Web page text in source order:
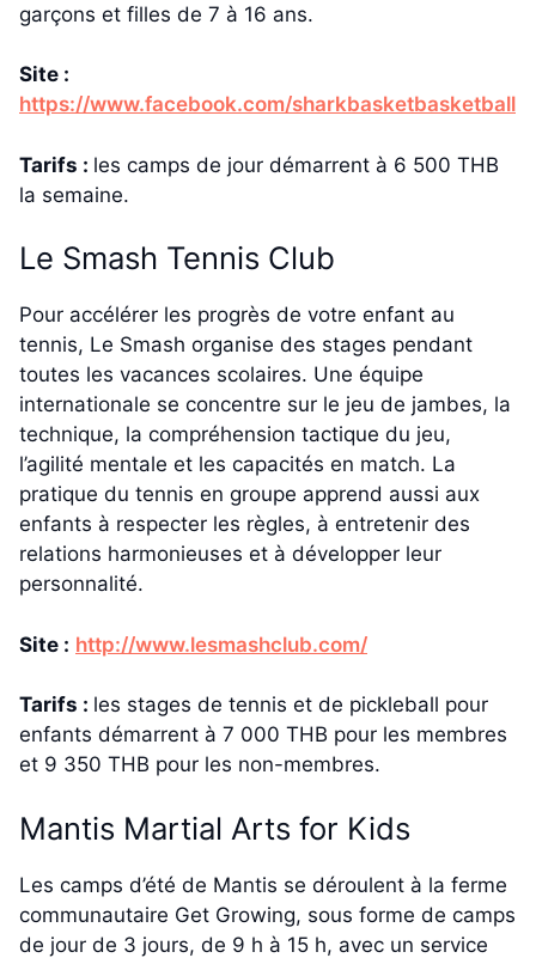
garçons et filles de 7 à 16 ans.
Site :
https://www.facebook.com/sharkbasketbasketball
Tarifs : les camps de jour démarrent à 6 500 THB
la semaine.
Le Smash Tennis Club
Pour accélérer les progrès de votre enfant au
tennis, Le Smash organise des stages pendant
toutes les vacances scolaires. Une équipe
internationale se concentre sur le jeu de jambes, la
technique, la compréhension tactique du jeu,
l’agilité mentale et les capacités en match. La
pratique du tennis en groupe apprend aussi aux
enfants à respecter les règles, à entretenir des
relations harmonieuses et à développer leur
personnalité.
Site : http://www.lesmashclub.com/
Tarifs : les stages de tennis et de pickleball pour
enfants démarrent à 7 000 THB pour les membres
et 9 350 THB pour les non-membres.
Mantis Martial Arts for Kids
Les camps d’été de Mantis se déroulent à la ferme
communautaire Get Growing, sous forme de camps
de jour de 3 jours, de 9 h à 15 h, avec un service